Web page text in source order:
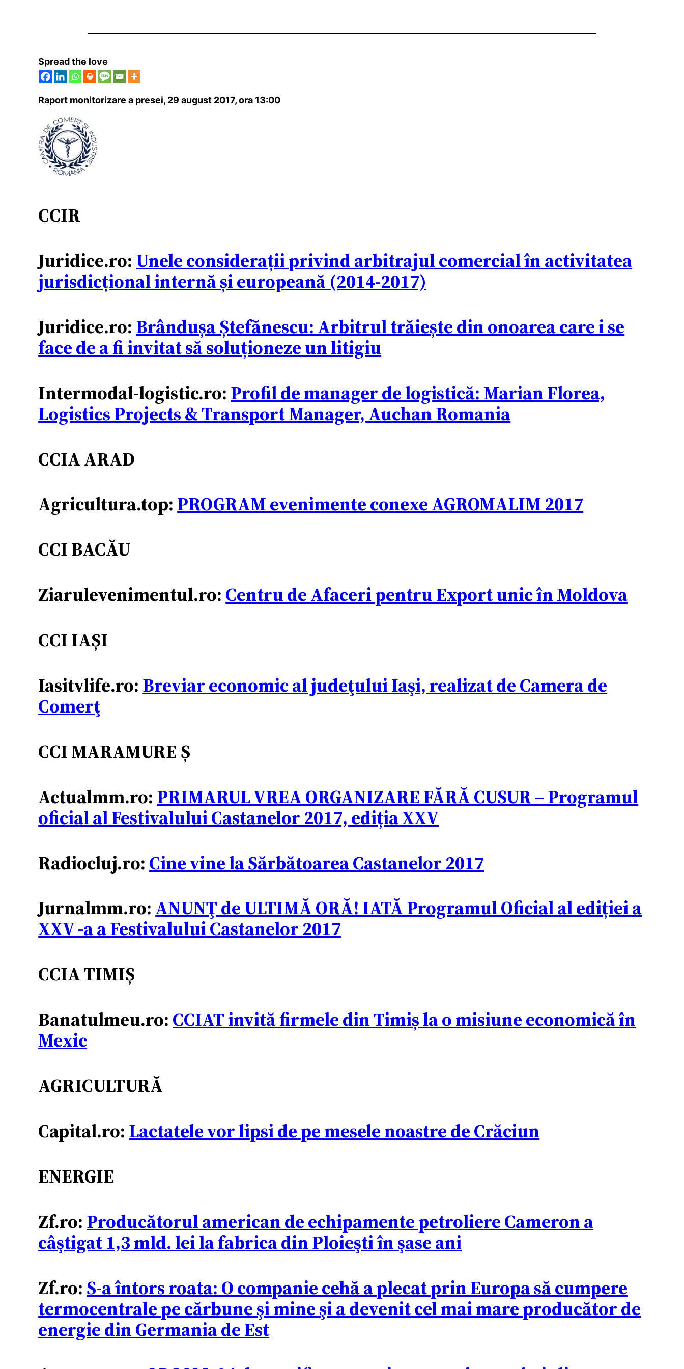
Spread the love
Raport monitorizare a presei, 29 august 2017, ora 13:00
CCIR
Juridice.ro: Unele considerații privind arbitrajul comercial în activitatea
jurisdicțional internă și europeană (2014-2017)
Juridice.ro: Brândușa Ștefănescu: Arbitrul trăiește din onoarea care i se
face de a fi invitat să soluționeze un litigiu
Intermodal-logistic.ro: Profil de manager de logistică: Marian Florea,
Logistics Projects & Transport Manager, Auchan Romania
CCIA ARAD
Agricultura.top: PROGRAM evenimente conexe AGROMALIM 2017
CCI BACĂU
Ziarulevenimentul.ro: Centru de Afaceri pentru Export unic în Moldova
CCI IAȘI
Iasitvlife.ro: Breviar economic al judeţului Iaşi, realizat de Camera de
Comerţ
CCI MARAMURE Ș
Actualmm.ro: PRIMARUL VREA ORGANIZARE FĂRĂ CUSUR – Programul
oficial al Festivalului Castanelor 2017, ediția XXV
Radiocluj.ro: Cine vine la Sărbătoarea Castanelor 2017
Jurnalmm.ro: ANUNŢ de ULTIMĂ ORĂ! IATĂ Programul Oficial al ediției a
XXV -a a Festivalului Castanelor 2017
CCIA TIMIȘ
Banatulmeu.ro: CCIAT invită firmele din Timiș la o misiune economică în
Mexic
AGRICULTURĂ
Capital.ro: Lactatele vor lipsi de pe mesele noastre de Crăciun
ENERGIE
Zf.ro: Producătorul american de echipamente petroliere Cameron a
câştigat 1,3 mld. lei la fabrica din Ploieşti în şase ani
Zf.ro: S-a întors roata: O companie cehă a plecat prin Europa să cumpere
termocentrale pe cărbune şi mine şi a devenit cel mai mare producător de
energie din Germania de Est